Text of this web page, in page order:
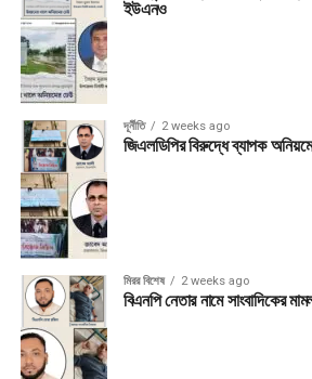
ইউএনও
দূর্নীতি 2 weeks ago
জিএলডিপির বিরুদ্ধে ব্যাপক
মিরর বিশেষ 2 weeks ago
বিএনপি নেতার নামে সাংবাদিকের